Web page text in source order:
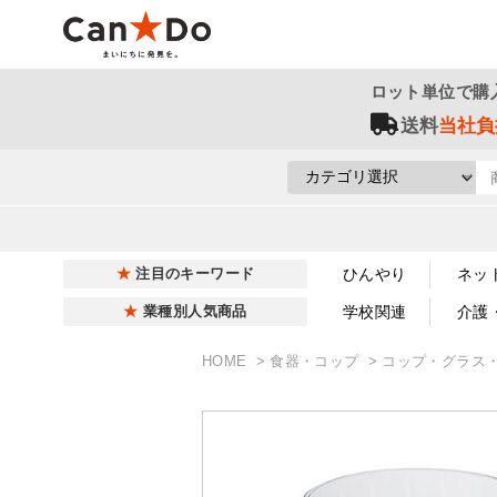
ロット単位で
送料当社
注目のキーワード ひんやり ネッ
業種別人気商品 学校関連 介護
HOME 食器・コップ コップ・グラス